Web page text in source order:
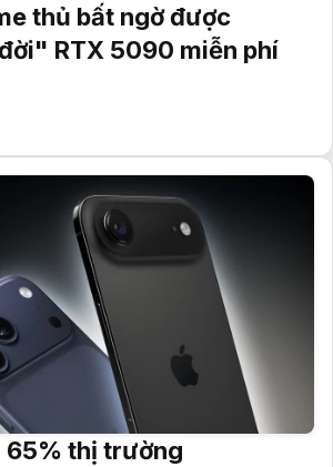
thủ bất ngờ được
RTX 5090 miễn phí
65% thị trường